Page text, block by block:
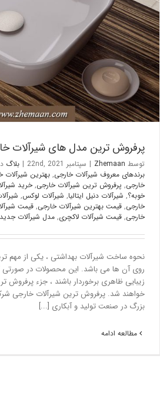
پرفروش ترین مدل های شیرآلات
پرفروش ترین مدل های شیرآلات
توسطZhemaan
| سپتامبر 22nd, 2021 | بلاگدسته
برندهای معروف شیرآلات خارجی,بهترین شیرآلات
خارجی,پرفروش ترین شیرآلات خارجی,خرید شیرآلات
خوبه؟,شیرآلات دنیل ایتالیا,شیرآلات لوکس,شیرآلات
خارجی,قیمت بهترین شیرآلات خارجی,قیمت شیرآلات
خارجی,قیمت شیرآلات لاکچری,مدل شیرآلات جدید
نحوه ساخت شیرآلات بهداشتی ، یکی از مهم
روی آن ها می باشد. این محصولات در صورتی که
زیبایی ظاهری برخوردار باشند ، جزء پرفروش
خواهند شد. پرفروش ترین شیرآلات خارجی شرکت
بزرگ در صنعت تولید و آبکاری [...]
مطالعه ادامه